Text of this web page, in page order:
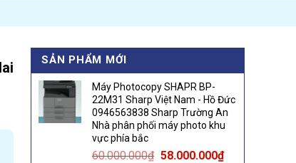
SẢN PHẨM MỚI
Máy Photocopy SHAPR BP-
22M31 Sharp Việt Nam - Hồ Đức
0946563838 Sharp Trường An
Nhà phân phối máy photo khu
vực phía bắc
60.000.000₫ Original
58.000.000₫Current